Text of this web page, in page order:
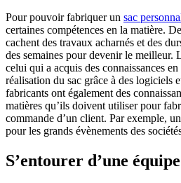
Pour pouvoir fabriquer un sac
certaines compétences en la matière.
cachent des travaux acharnés et des
des semaines pour devenir le meilleur.
celui qui a acquis des connaissances
réalisation du sac grâce à des logiciels
fabricants ont également des
matières qu’ils doivent utiliser pour
commande d’un client. Par exemple,
pour les grands évènements des
S’entourer d’une